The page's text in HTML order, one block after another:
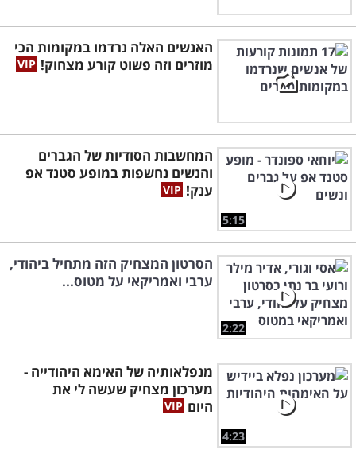
האנשים האלה נרדמו במקומות הכי
מוזרים וזה פשוט קורע מצחוק!
5:15
המחשבות הסודיות של הגברים
והנשים נחשפות במופע סטנד אפ
ענק!
2:22
הסרטון המצחיק הזה מתחיל ביהודי,
ערבי ואמריקאי על מטוס...
4:23
מנפלאותיה של האימא היהודייה -
מערכון מצחיק שעשה לי את
היום